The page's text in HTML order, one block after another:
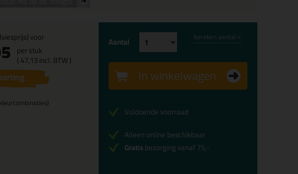
voor
per stuk
(47,13incl. BTW )
Aantal bereken aantal >
In winkelwagen
Voldoende voorraad
Alleen online beschikbaar
Gratisbezorging vanaf 75,-